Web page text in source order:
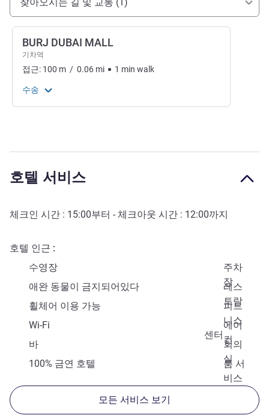
BURJ DUBAI MALL
기차역
접근: 100 m / 0.06 mi 1 min walk
수송
호텔 서비스
체크인 시간 : 15:00부터 - 체크아웃 시간 : 12:00까지
호텔 인근
수영장
주차
장
애완 동물이 금지되어있다
레스
토랑
휠체어 이용 가능
피트
니스
센터
Wi-Fi
에어
컨
바
회의
실
100% 금연 호텔
룸 서
비스
모든 서비스 보기